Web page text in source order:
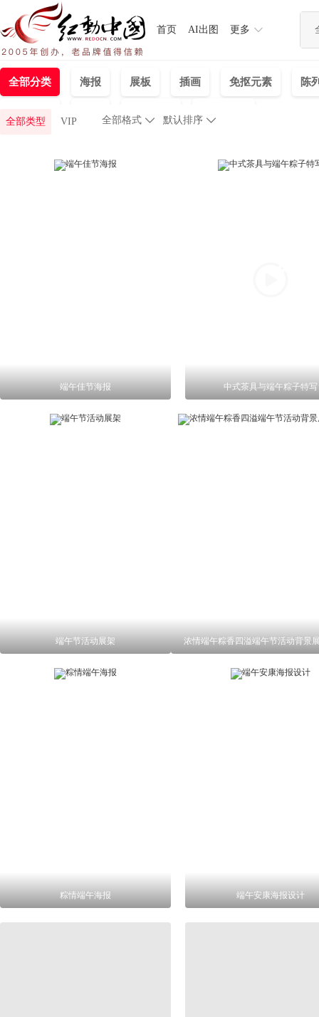
首页 AI出图 更多
全部分类 海报 展板 插画 免抠元素 陈
手机海报
全部类型 VIP 
全部格式 默认排序 
端午佳节海报 中式茶具与端午粽子特写
端午节活动展架 浓情端午粽香四溢端午节活动背景
粽情端午海报 端午安康海报设计